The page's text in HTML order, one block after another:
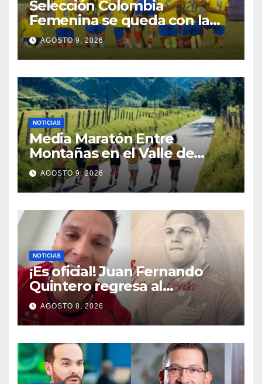
Selección Colombia
Femenina se queda con la
plata: dramática derrota ante
México en los Juegos
Centroamericanos y del
Caribe
AGOSTO 9, 2026
NOTICIAS
Media Maratón Entre
Montañas en el Valle de
Cocora: Fechas, rutas y todo
sobre la gran fiesta del
running en Salento
AGOSTO 9, 2026
NOTICIAS
¡Es oficial! Juan Fernando
Quintero regresa al
Independiente Medellín para
el segundo semestre
AGOSTO 8, 2026